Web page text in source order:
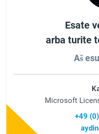
Esate
arba turite
Aš
Microsoft
+49